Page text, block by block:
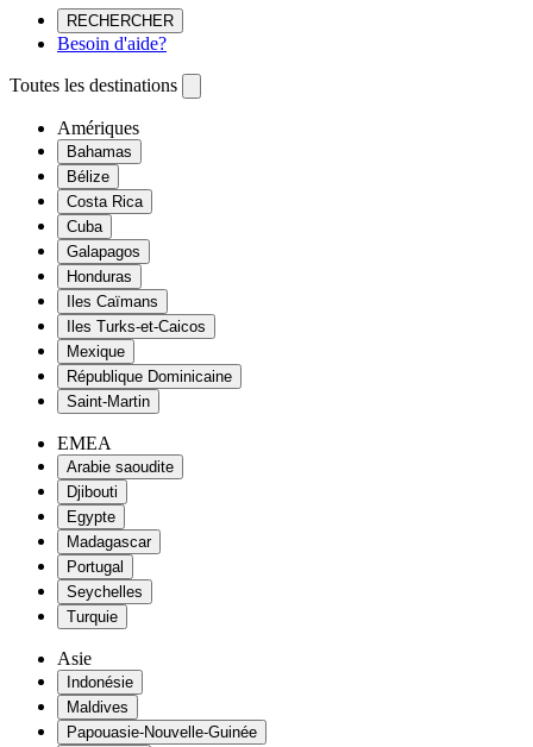
RECHERCHER
Besoin d'aide?
Toutes les destinations
Amériques
Bahamas
Bélize
Costa Rica
Cuba
Galapagos
Honduras
Iles Caïmans
Iles Turks-et-Caicos
Mexique
République Dominicaine
Saint-Martin
EMEA
Arabie saoudite
Djibouti
Egypte
Madagascar
Portugal
Seychelles
Turquie
Asie
Indonésie
Maldives
Papouasie-Nouvelle-Guinée